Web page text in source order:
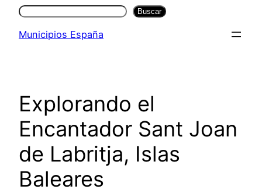
Buscar Buscar
Municipios España
Explorando el
Encantador Sant Joan
de Labritja, Islas
Baleares